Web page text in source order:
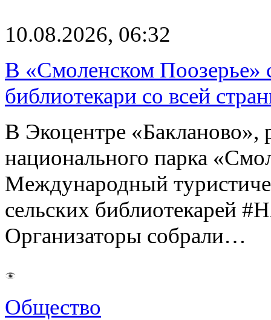
10.08.2026, 06:32
В «Смоленском Поозерье»
библиотекари со всей
В Экоцентре «Бакланово»,
национального парка
Международный
сельских
Организаторы собрали…
Общество